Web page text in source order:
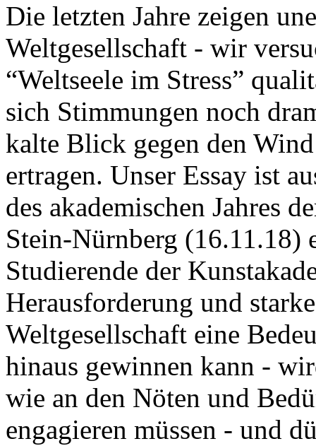
Die letzten Jahre zeigen
Weltgesellschaft - wir
“Weltseele im Stress”
sich Stimmungen noch
kalte Blick gegen den
ertragen. Unser Essay ist
des akademischen Jahres
Stein-Nürnberg (16.11.18)
Studierende der
Herausforderung und
Weltgesellschaft eine
hinaus gewinnen kann -
wie an den Nöten und
engagieren müssen - und